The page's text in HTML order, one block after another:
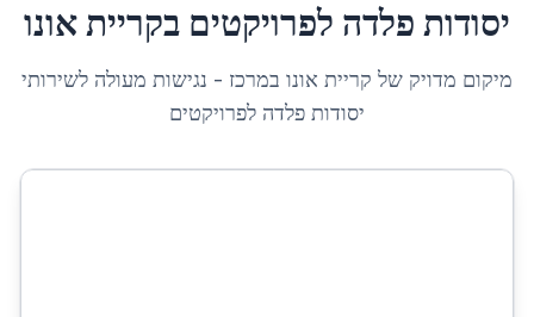
יסודות פלדה לפרויקטים בקריית אונו
מיקום מדויק של קריית אונו במרכז - נגישות מעולה לשירותי
יסודות פלדה לפרויקטים